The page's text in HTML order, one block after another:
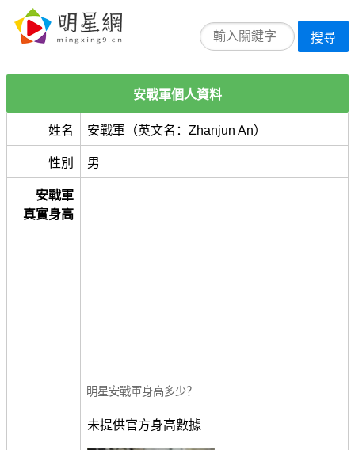
搜尋
安戰軍個人資料
姓名 安戰軍（英文名：Zhanjun An）
性別 男
安戰軍
真實身高
明星安戰軍身高多少？
未提供官方身高數據